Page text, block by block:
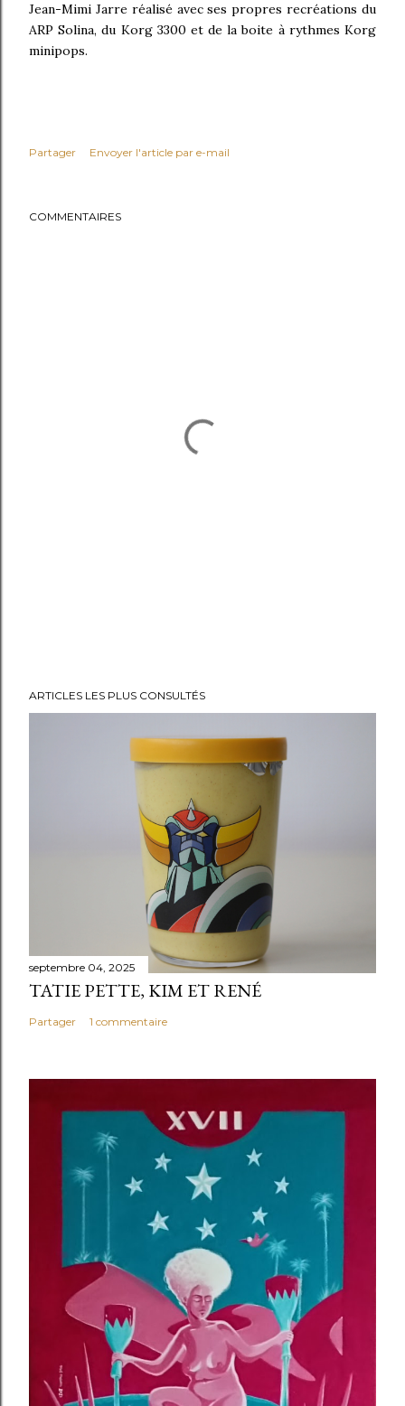
Jean-Mimi Jarre réalisé avec ses propres recréations du
ARP Solina, du Korg 3300 et de la boite à rythmes Korg
minipops.
Partager Envoyer l'article par e-mail
COMMENTAIRES
ARTICLES LES PLUS CONSULTÉS
septembre 04, 2025
TATIE PETTE, KIM ET RENÉ
Partager 1 commentaire